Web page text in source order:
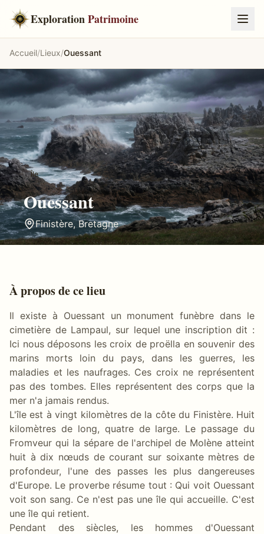
ExplorationPatrimoine
Accueil/Lieux/Ouessant
Île
Ouessant
Finistère,Bretagne
À propos de ce lieu
Il existe à Ouessant un monument funèbre dans le
cimetière de Lampaul, sur lequel une inscription dit :
Ici nous déposons les croix de proëlla en souvenir des
marins morts loin du pays, dans les guerres, les
maladies et les naufrages. Ces croix ne représentent
pas des tombes. Elles représentent des corps que la
mer n'a jamais rendus.
L'île est à vingt kilomètres de la côte du Finistère. Huit
kilomètres de long, quatre de large. Le passage du
Fromveur qui la sépare de l'archipel de Molène atteint
huit à dix nœuds de courant sur soixante mètres de
profondeur, l'une des passes les plus dangereuses
d'Europe. Le proverbe résume tout : Qui voit Ouessant
voit son sang. Ce n'est pas une île qui accueille. C'est
une île qui retient.
Pendant des siècles, les hommes d'Ouessant